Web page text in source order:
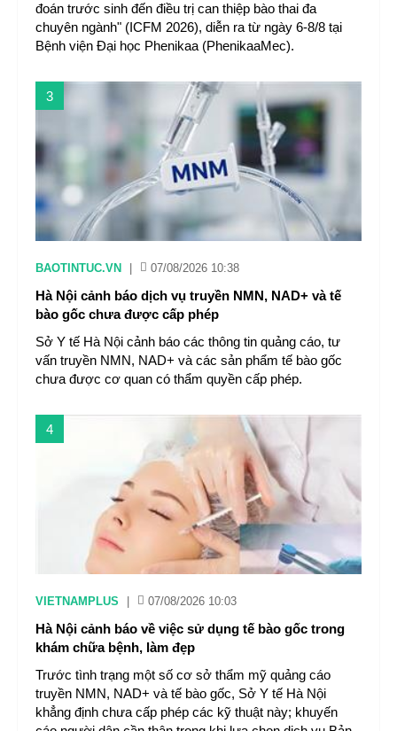
đoán trước sinh đến điều trị can thiệp bào thai đa
chuyên ngành" (ICFM 2026), diễn ra từ ngày 6-8/8 tại
Bệnh viện Đại học Phenikaa (PhenikaaMec).
3
BAOTINTUC.VN 07/08/2026 10:38
Hà Nội cảnh báo dịch vụ truyền NMN, NAD+ và tế
bào gốc chưa được cấp phép
Sở Y tế Hà Nội cảnh báo các thông tin quảng cáo, tư
vấn truyền NMN, NAD+ và các sản phẩm tế bào gốc
chưa được cơ quan có thẩm quyền cấp phép.
4
VIETNAMPLUS 07/08/2026 10:03
Hà Nội cảnh báo về việc sử dụng tế bào gốc trong
khám chữa bệnh, làm đẹp
Trước tình trạng một số cơ sở thẩm mỹ quảng cáo
truyền NMN, NAD+ và tế bào gốc, Sở Y tế Hà Nội
khẳng định chưa cấp phép các kỹ thuật này; khuyến